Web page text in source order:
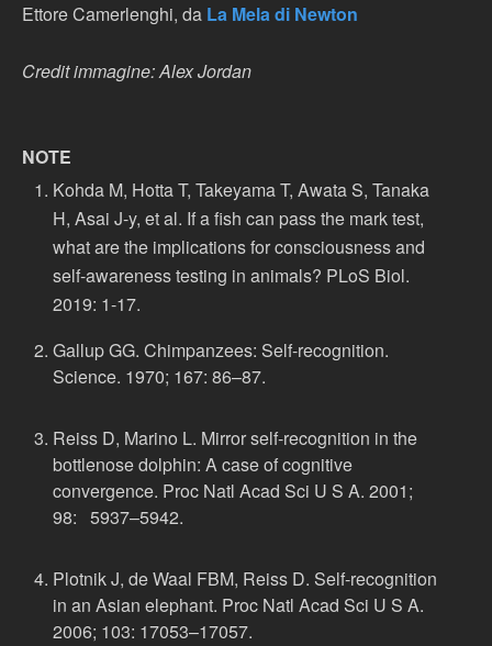
Ettore Camerlenghi, da La Mela di Newton
Credit immagine: Alex Jordan
NOTE
Kohda M, Hotta T, Takeyama T, Awata S, Tanaka
H, Asai J-y, et al. If a fish can pass the mark test,
what are the implications for consciousness and
self-awareness testing in animals? PLoS Biol.
2019: 1-17.
Gallup GG. Chimpanzees: Self-recognition.
Science. 1970; 167: 86–87.
Reiss D, Marino L. Mirror self-recognition in the
bottlenose dolphin: A case of cognitive
convergence. Proc Natl Acad Sci U S A. 2001;
98: 5937–5942.
Plotnik J, de Waal FBM, Reiss D. Self-recognition
in an Asian elephant. Proc Natl Acad Sci U S A.
2006; 103: 17053–17057.